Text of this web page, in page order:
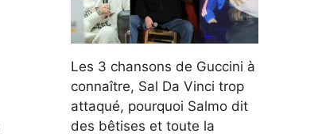
Les 3 chansons de Guccini à
connaître, Sal Da Vinci trop
attaqué, pourquoi Salmo dit
des bêtises et toute la